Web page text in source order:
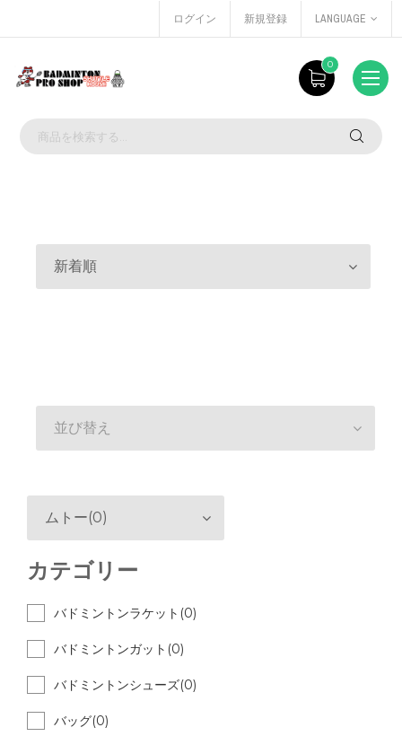
ログイン 新規登録 LANGUAGE
0
新着順
並び替え
ムトー(0)
カテゴリー
バドミントンラケット(0)
バドミントンガット(0)
バドミントンシューズ(0)
バッグ(0)